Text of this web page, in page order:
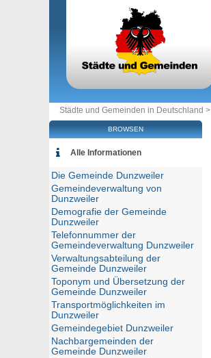
Städte und Gemeinden in Deutschland >
BROWSEN
Alle Informationen
Die Gemeinde Dunzweiler
Gemeindeverwaltung von
Dunzweiler
Demografie der Gemeinde
Dunzweiler
Telefonnummer der
Gemeindeverwaltung Dunzweiler
Verwaltungsabteilung der
Gemeinde Dunzweiler
Toponym und Übersetzung der
Gemeinde Dunzweiler
Transportmöglichkeiten im
Dunzweiler
Gemeindegebiet Dunzweiler
Nachbargemeinden der
Gemeinde Dunzweiler